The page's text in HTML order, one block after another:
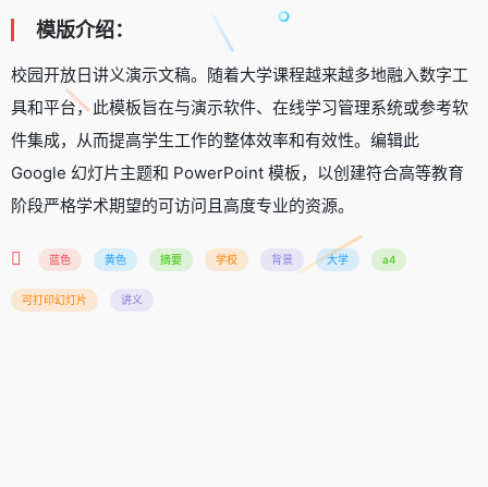
模版介绍：
校园开放日讲义演示文稿。随着大学课程越来越多地融入数字工
具和平台，此模板旨在与演示软件、在线学习管理系统或参考软
件集成，从而提高学生工作的整体效率和有效性。编辑此
Google 幻灯片主题和 PowerPoint 模板，以创建符合高等教育
阶段严格学术期望的可访问且高度专业的资源。
蓝色 黄色 摘要 学校 背景 大学 a4
可打印幻灯片 讲义